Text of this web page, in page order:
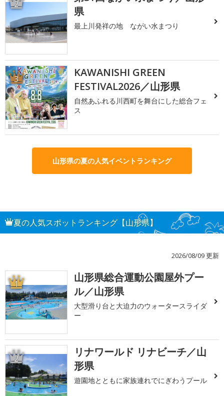
2
県
最上川発祥の地 ながい水まつり
3
KAWANISHI GREEN
FESTIVAL2026／山形県
自然あふれる川西町を舞台にした総合フェ
ス
山形県の夏の人気イベントランキング
夏の人気スポットランキング【山形県】
2026/08/09 更新
1
山形県総合運動公園屋外プー
ル／山形県
大型滑り台と大迫力のウォータースライダ
ー
2
リナワールド リナビーチ／山
形県
遊園地とともに家族連れでにぎわうプール